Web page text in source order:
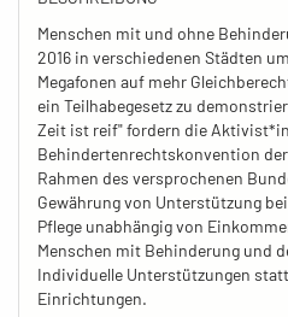
Menschen mit und ohne
2016 in verschiedenen Städten
Megafonen auf mehr
ein Teilhabegesetz zu
Zeit ist reif" fordern die
Behindertenrechtskonvention
Rahmen des versprochenen
Gewährung von Unterstützung
Pflege unabhängig von
Menschen mit Behinderung und
Individuelle Unterstützungen
Einrichtungen.